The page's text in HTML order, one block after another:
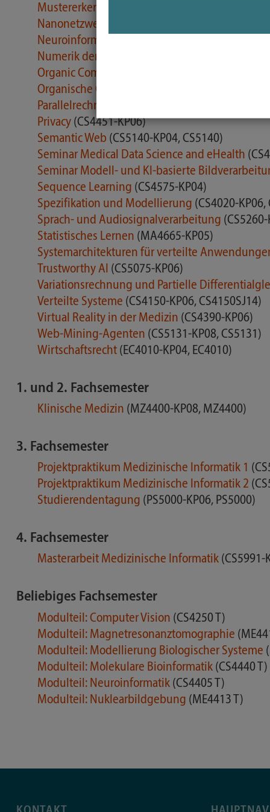
Mustererkennung
Nanonetzwerke
Neuroinformatik und Computer Vision
Numerik der Bildverarbeitung
Organic Computing
Organische Chemie
Parallelrechnersysteme
Privacy (CS4451-KP06)
Semantic Web (CS5140-KP04, CS5140)
Seminar Medical Data Science and eHealth
Seminar Modell- und KI-basierte
Sequence Learning (CS4575-KP04)
Spezifikation und Modellierung (CS4020-KP06,
Sprach- und Audiosignalverarbeitung (CS5260-
Statistisches Lernen (MA4665-KP05)
Systemarchitekturen für verteilte
Trustworthy AI (CS5075-KP06)
Variationsrechnung und Partielle
Verteilte Systeme (CS4150-KP06, CS4150SJ14)
Virtual Reality in der Medizin (CS4390-KP06)
Web-Mining-Agenten (CS5131-KP08, CS5131)
Wirtschaftsrecht (EC4010-KP04, EC4010)
1. und 2. Fachsemester
Klinische Medizin (MZ4400-KP08, MZ4400)
3. Fachsemester
Projektpraktikum Medizinische Informatik 1
Projektpraktikum Medizinische Informatik 2
Studierendentagung (PS5000-KP06, PS5000)
4. Fachsemester
Masterarbeit Medizinische Informatik (CS5991-
Beliebiges Fachsemester
Modulteil: Computer Vision (CS4250 T)
Modulteil: Magnetresonanztomographie
Modulteil: Modellierung Biologischer Systeme
Modulteil: Molekulare Bioinformatik (CS4440 T)
Modulteil: Neuroinformatik (CS4405 T)
Modulteil: Nuklearbildgebung (ME4413 T)